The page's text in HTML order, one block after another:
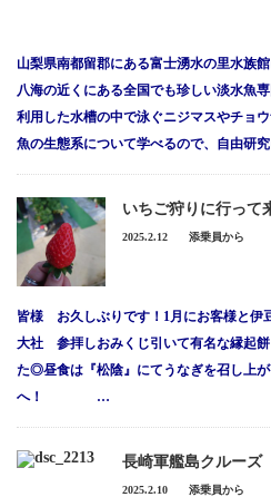
山梨県南都留郡にある富士湧水の里水族
八海の近くにある全国でも珍しい淡水魚
利用した水槽の中で泳ぐニジマスやチョ
魚の生態系について学べるので、自由研
いちご狩りに行って
2025.2.12 添乗員から
皆様 お久しぶりです！1月にお客様と伊
大社 参拝しおみくじ引いて有名な縁起
た◎昼食は『松陰』にてうなぎを召し上
へ！ …
長崎軍艦島クルーズ
2025.2.10 添乗員から